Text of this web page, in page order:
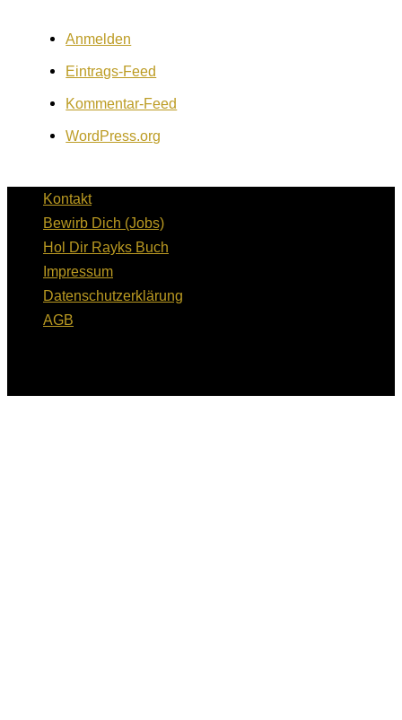
Anmelden
Eintrags-Feed
Kommentar-Feed
WordPress.org
Kontakt
Bewirb Dich (Jobs)
Hol Dir Rayks Buch
Impressum
Datenschutzerklärung
AGB